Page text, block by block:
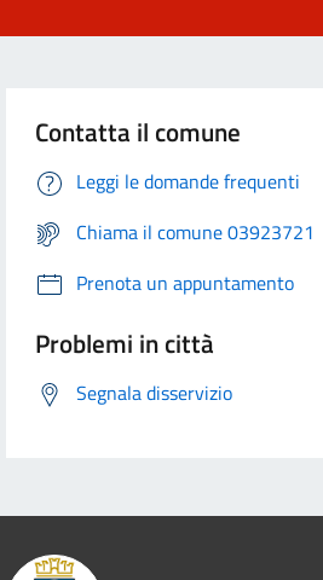
Contatta il comune
Leggi le domande frequenti
Chiama il comune 03923721
Prenota un appuntamento
Problemi in città
Segnala disservizio